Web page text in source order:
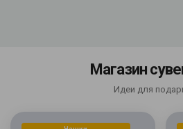
Магазин
Идеи для